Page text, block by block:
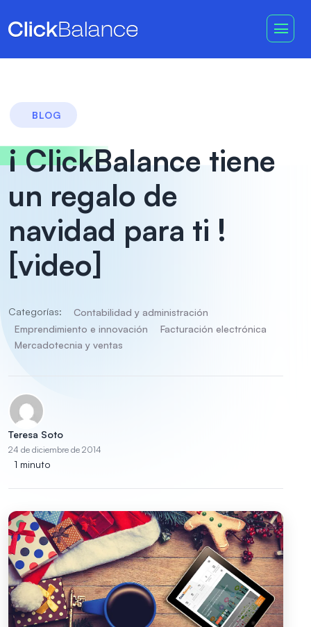
BLOG
¡ ClickBalance tiene
un regalo de
navidad para ti !
[video]
Categorías:
Contabilidad y administración
Emprendimiento e innovación
Facturación electrónica
Mercadotecnia y ventas
Teresa Soto
24 de diciembre de 2014
1 minuto